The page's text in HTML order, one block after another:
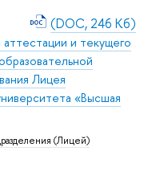
и текущего
Лицея
«Высшая
(Лицей)
(DOC, 246 Кб)